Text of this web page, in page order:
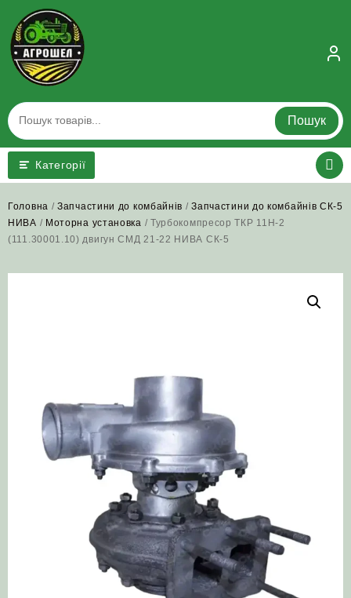
content
Пошук
Категорії
Головна /Запчастини до комбайнів /Запчастини до комбайнів СК-5
НИВА / Моторна установка / Турбокомпресор ТКР 11Н-2
(111.30001.10) двигун СМД 21-22 НИВА СК-5